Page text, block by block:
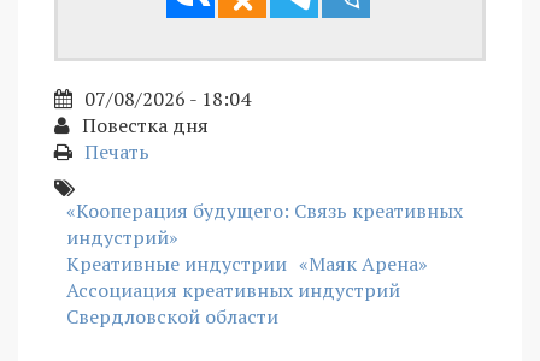
07/08/2026 - 18:04
Повестка дня
Печать
«Кооперация будущего: Связь креативных
индустрий»
Креативные индустрии «Маяк Арена»
Ассоциация креативных индустрий
Свердловской области